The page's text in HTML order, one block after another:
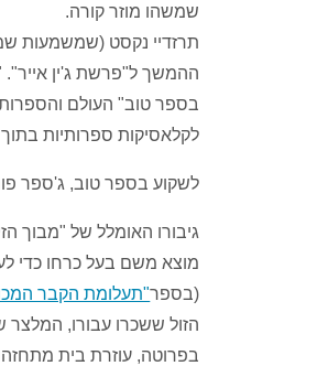
שמשהו מוזר קורה.
תרזדיי נקסט (שמשמעות
ההמשך ל"פרשת ג'ין אייר".
בספר טוב" העולם והספרות
לקלאסיקות ספרותיות
לשקוע בספר טוב, ג'ספר פורד,
גיבורו האומלל של "מבוך
מוצא משם בעל כרחו כדי
(בספר"תעלומת הקבר
הזול ששכרו עבורו,
בפרוטה, עוזרת בית מתחזה